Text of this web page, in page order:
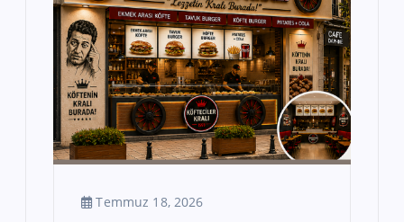
Temmuz 18, 2026